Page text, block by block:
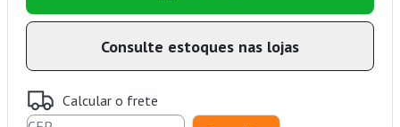
Consulte estoques nas lojas
Calcular o frete